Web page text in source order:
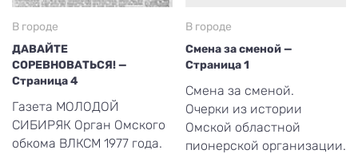
В городе
ДАВАЙТЕ
СОРЕВНОВАТЬСЯ! —
Страница 4
Газета МОЛОДОЙ
СИБИРЯК Орган Омского
обкома ВЛКСМ 1977 года.
В городе
Смена за сменой —
Страница 1
Смена за сменой.
Очерки из истории
Омской областной
пионерской организации.